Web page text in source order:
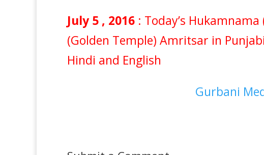
July 5 , 2016 : Today’s
(Golden Temple) Amritsar in
Hindi and English
Gurbani